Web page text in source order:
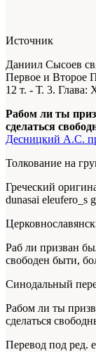
Источник
Даниил Сысоев
Первое и Второе
12 т. - Т. 3. Глава:
Рабом ли ты
сделаться
Десницкий А.С.
Толкование на
Греческий
dunasai eleufero_s
Раб ли призван
свободен быти,
Синодальный
Рабом ли ты
сделаться
Перевод под ред.